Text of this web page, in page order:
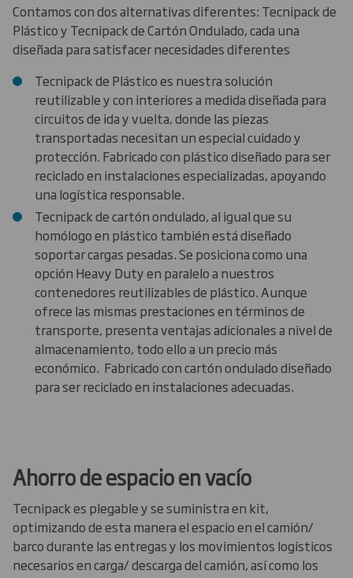
Contamos con dos alternativas diferentes: Tecnipack de
Plástico y Tecnipack de Cartón Ondulado, cada una
diseñada para satisfacer necesidades diferentes
Tecnipack de Plástico es nuestra solución
reutilizable y con interiores a medida diseñada para
circuitos de ida y vuelta, donde las piezas
transportadas necesitan un especial cuidado y
protección. Fabricado con plástico diseñado para ser
reciclado en instalaciones especializadas, apoyando
una logística responsable.
Tecnipack de cartón ondulado, al igual que su
homólogo en plástico también está diseñado
soportar cargas pesadas. Se posiciona como una
opción Heavy Duty en paralelo a nuestros
contenedores reutilizables de plástico. Aunque
ofrece las mismas prestaciones en términos de
transporte, presenta ventajas adicionales a nivel de
almacenamiento, todo ello a un precio más
económico. Fabricado con cartón ondulado diseñado
para ser reciclado en instalaciones adecuadas.
Ahorro de espacio en vacío
Tecnipack es plegable y se suministra en kit,
optimizando de esta manera el espacio en el camión/
barco durante las entregas y los movimientos logísticos
necesarios en carga/ descarga del camión, así como los